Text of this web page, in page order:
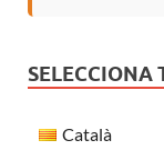
SELECCIONA
Català